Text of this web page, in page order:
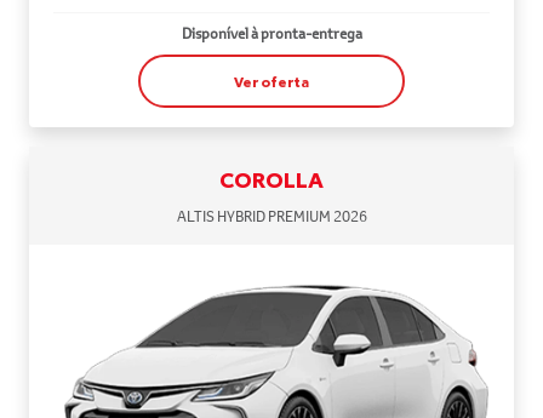
Disponível à pronta-entrega
Ver oferta
COROLLA
ALTIS HYBRID PREMIUM 2026